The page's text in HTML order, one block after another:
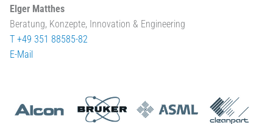
Elger Matthes
Beratung, Konzepte, Innovation & Engineering
T +49 351 88585-82
E-Mail